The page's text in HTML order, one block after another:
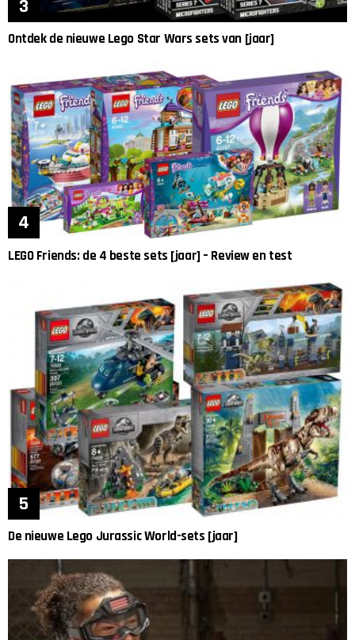
Ontdek de nieuwe Lego Star Wars sets van [jaar]
LEGO Friends: de 4 beste sets [jaar] – Review en test
De nieuwe Lego Jurassic World-sets [jaar]